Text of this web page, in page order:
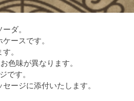
ダ。
ースです。
。
色味が異なります。
です。
ージに添付いたします。